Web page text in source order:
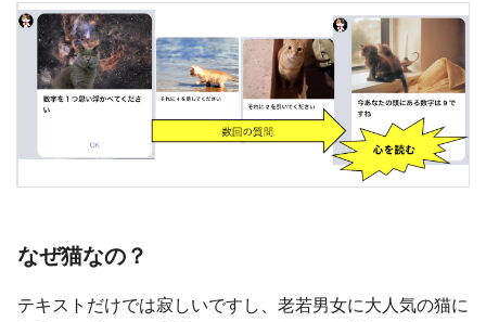
なぜ猫なの？
テキストだけでは寂しいですし、老若男女に大人気の猫に